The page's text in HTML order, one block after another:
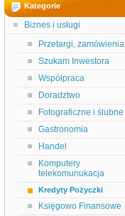
Kategorie
Biznes i usługi
Przetargi, zamówienia
Szukam Inwestora
Współpraca
Doradztwo
Fotograficzne i ślubne
Gastronomia
Handel
Komputery
telekomunukacja
Kredyty Pożyczki
Księgowo Finansowe